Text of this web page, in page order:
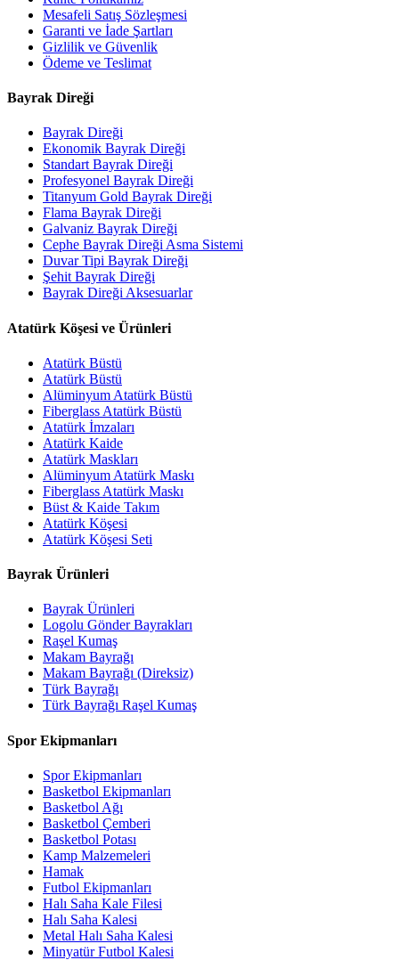
Mesafeli Satış Sözleşmesi
Garanti ve İade Şartları
Gizlilik ve Güvenlik
Ödeme ve Teslimat
Bayrak Direği
Bayrak Direği
Ekonomik Bayrak Direği
Standart Bayrak Direği
Profesyonel Bayrak Direği
Titanyum Gold Bayrak Direği
Flama Bayrak Direği
Galvaniz Bayrak Direği
Cephe Bayrak Direği Asma Sistemi
Duvar Tipi Bayrak Direği
Şehit Bayrak Direği
Bayrak Direği Aksesuarlar
Atatürk Köşesi ve Ürünleri
Atatürk Büstü
Atatürk Büstü
Alüminyum Atatürk Büstü
Fiberglass Atatürk Büstü
Atatürk İmzaları
Atatürk Kaide
Atatürk Maskları
Alüminyum Atatürk Maskı
Fiberglass Atatürk Maskı
Büst & Kaide Takım
Atatürk Köşesi
Atatürk Köşesi Seti
Bayrak Ürünleri
Bayrak Ürünleri
Logolu Gönder Bayrakları
Raşel Kumaş
Makam Bayrağı
Makam Bayrağı (Direksiz)
Türk Bayrağı
Türk Bayrağı Raşel Kumaş
Spor Ekipmanları
Spor Ekipmanları
Basketbol Ekipmanları
Basketbol Ağı
Basketbol Çemberi
Basketbol Potası
Kamp Malzemeleri
Hamak
Futbol Ekipmanları
Halı Saha Kale Filesi
Halı Saha Kalesi
Metal Halı Saha Kalesi
Minyatür Futbol Kalesi